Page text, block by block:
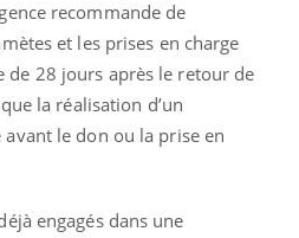
recommande de
et les prises en charge
de 28 jours après le retour de
la réalisation d’un
le don ou la prise en
engagés dans une